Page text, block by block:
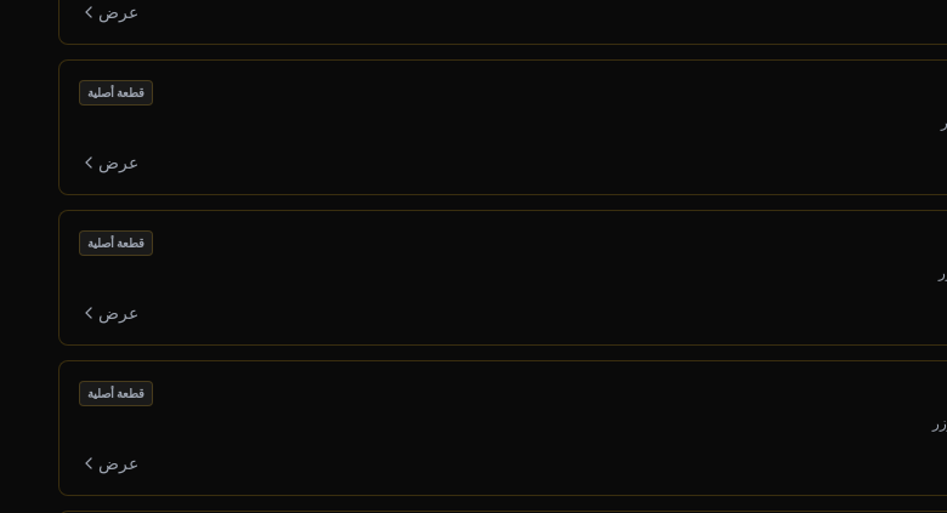
عرض
قطعة أصلية
عرض
قطعة أصلية
عرض
قطعة أصلية
عرض